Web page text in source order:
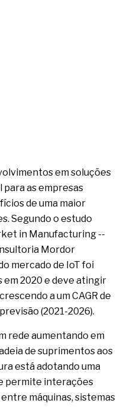
em soluções
para as empresas
de uma maior
Segundo o estudo
in Manufacturing --
Mordor
mercado de IoT foi
em 2020 e deve atingir
a um CAGR de
(2021-2026).
rede aumentando em
de suprimentos aos
está adotando uma
permite interações
máquinas, sistemas